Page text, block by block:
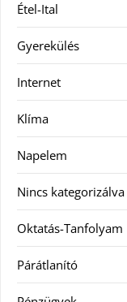
Étel-Ital
Gyerekülés
Internet
Klíma
Napelem
Nincs kategorizálva
Oktatás-Tanfolyam
Párátlanító